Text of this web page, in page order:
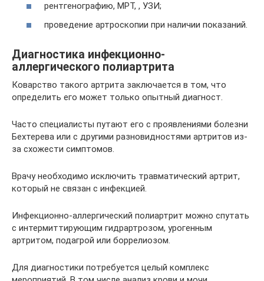
рентгенографию, МРТ, , УЗИ;
проведение артроскопии при наличии показаний.
Диагностика инфекционно-
аллергического полиартрита
Коварство такого артрита заключается в том, что
определить его может только опытный диагност.
Часто специалисты путают его с проявлениями болезни
Бехтерева или с другими разновидностями артритов из-
за схожести симптомов.
Врачу необходимо исключить травматический артрит,
который не связан с инфекцией.
Инфекционно-аллергический полиартрит можно спутать
с интермиттирующим гидрартрозом, урогенным
артритом, подагрой или боррелиозом.
Для диагностики потребуется целый комплекс